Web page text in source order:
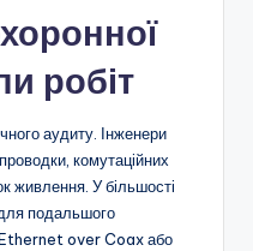
робіт
аудиту. Інженери
комутаційних
живлення. У більшості
для подальшого
Ethernet over Coax або